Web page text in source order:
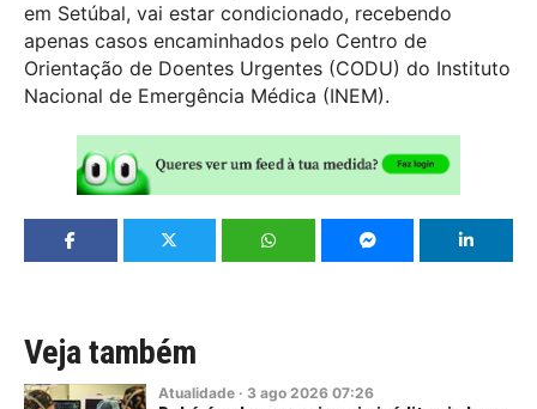
em Setúbal, vai estar condicionado, recebendo
apenas casos encaminhados pelo Centro de
Orientação de Doentes Urgentes (CODU) do Instituto
Nacional de Emergência Médica (INEM).
Veja também
Atualidade · 3 ago 2026 07:26